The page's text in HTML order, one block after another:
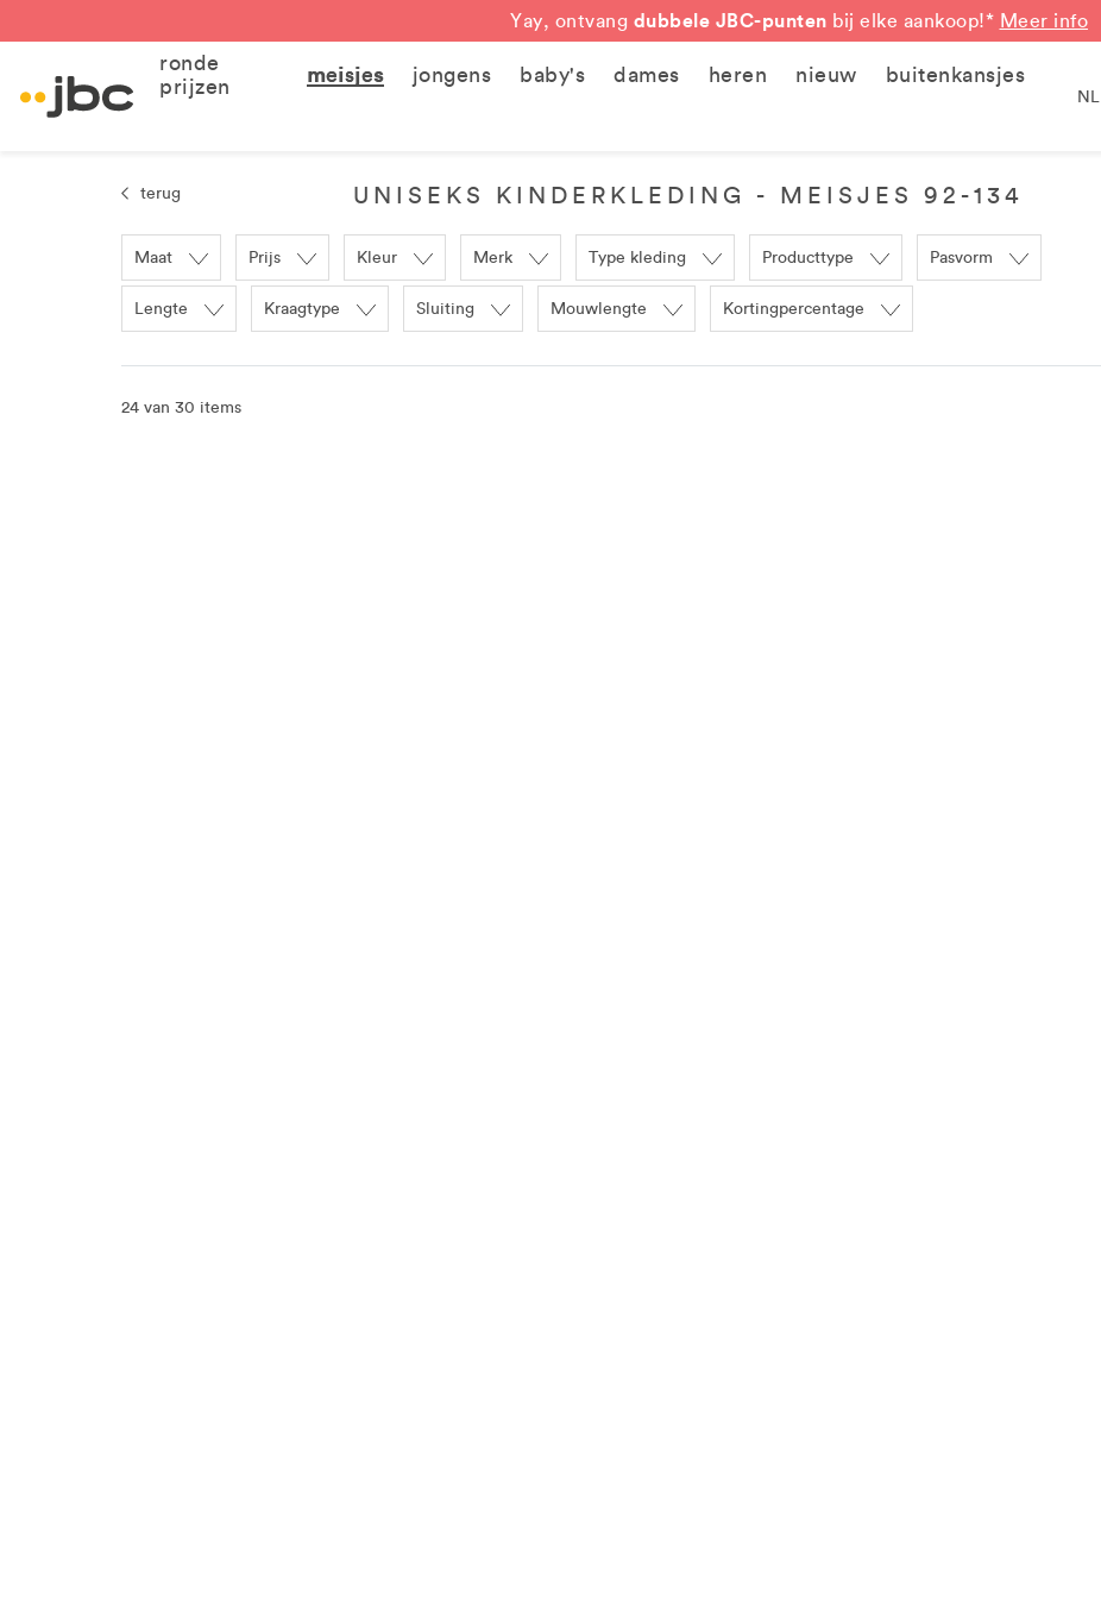
Yay, ontvang dubbele JBC-punten bij elke aankoop!* Meer info
ronde
prijzen
meisjes jongens baby's dames heren nieuw buitenkansjes
NL
terug UNISEKS KINDERKLEDING - MEISJES 92-134
Maat Prijs Kleur Merk Type kleding Producttype Pasvorm
Lengte Kraagtype Sluiting Mouwlengte Kortingpercentage
24 van 30 items